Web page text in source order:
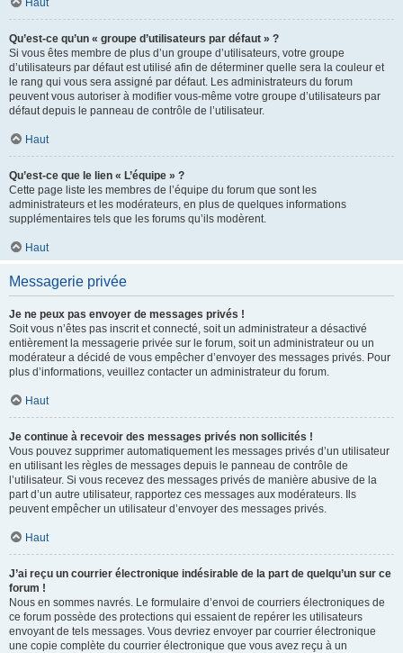
Haut
Qu’est-ce qu’un « groupe d’utilisateurs par défaut » ?
Si vous êtes membre de plus d’un groupe d’utilisateurs, votre groupe
d’utilisateurs par défaut est utilisé afin de déterminer quelle sera la couleur et
le rang qui vous sera assigné par défaut. Les administrateurs du forum
peuvent vous autoriser à modifier vous-même votre groupe d’utilisateurs par
défaut depuis le panneau de contrôle de l’utilisateur.
Haut
Qu’est-ce que le lien « L’équipe » ?
Cette page liste les membres de l’équipe du forum que sont les
administrateurs et les modérateurs, en plus de quelques informations
supplémentaires tels que les forums qu’ils modèrent.
Haut
Messagerie privée
Je ne peux pas envoyer de messages privés !
Soit vous n’êtes pas inscrit et connecté, soit un administrateur a désactivé
entièrement la messagerie privée sur le forum, soit un administrateur ou un
modérateur a décidé de vous empêcher d’envoyer des messages privés. Pour
plus d’informations, veuillez contacter un administrateur du forum.
Haut
Je continue à recevoir des messages privés non sollicités !
Vous pouvez supprimer automatiquement les messages privés d’un utilisateur
en utilisant les règles de messages depuis le panneau de contrôle de
l’utilisateur. Si vous recevez des messages privés de manière abusive de la
part d’un autre utilisateur, rapportez ces messages aux modérateurs. Ils
peuvent empêcher un utilisateur d’envoyer des messages privés.
Haut
J’ai reçu un courrier électronique indésirable de la part de quelqu’un sur ce
forum !
Nous en sommes navrés. Le formulaire d’envoi de courriers électroniques de
ce forum possède des protections qui essaient de repérer les utilisateurs
envoyant de tels messages. Vous devriez envoyer par courrier électronique
une copie complète du courrier électronique que vous avez reçu à un